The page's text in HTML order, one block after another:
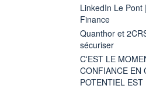
LinkedIn Le
Finance
Quanthor et
sécuriser
C'EST LE
CONFIANCE EN
POTENTIEL